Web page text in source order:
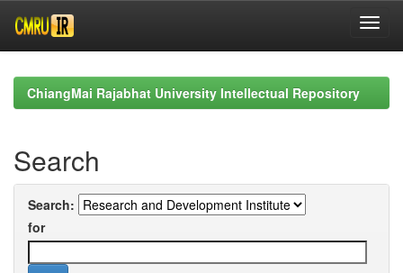
navigationChiangMai Rajabhat University Intellectual Repository
Search
Search:
for